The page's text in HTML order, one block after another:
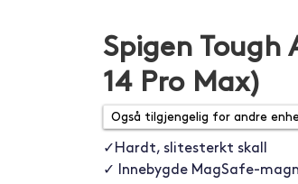
Spigen Tough
14 Pro Max)
✓Hardt, slitesterkt skall
✓ Innebygde MagSafe-